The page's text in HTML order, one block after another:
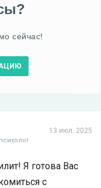
сейчас!
13 июл. 2025
Я готова Вас
с